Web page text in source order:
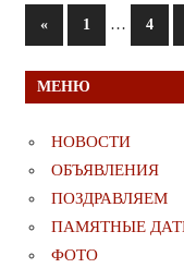
Пагинация
записей
«Предыдущие
записи
1 … 4
МЕНЮ
НОВОСТИ
ОБЪЯВЛЕНИЯ
ПОЗДРАВЛЯЕМ
ПАМЯТНЫЕ
ФОТО